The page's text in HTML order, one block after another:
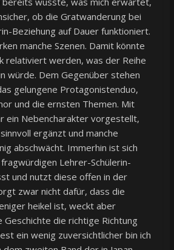
ob die Gratwanderung bei
Beziehung auf Dauer funktioniert.
manche Szenen. Damit könnte
relativiert werden, was der Reihe
würde. Dem Gegenüber stehen
gelungene Protagonistenduo,
und die ernsten Themen. Mit
ein Nebencharakter vorgestellt,
ergänzt und manche
abschwächt. Immerhin ist sich
Lehrer-Schülerin-
und nutzt diese offen in der
zwar nicht dafür, dass die
heikel ist, weckt aber
Geschichte die richtige Richtung
ein wenig zuversichtlicher bin ich